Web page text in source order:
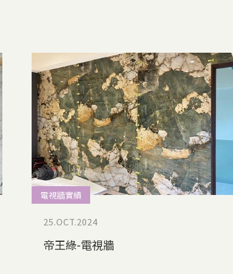
電視牆實績
25.OCT.2024
帝王綠-電視牆